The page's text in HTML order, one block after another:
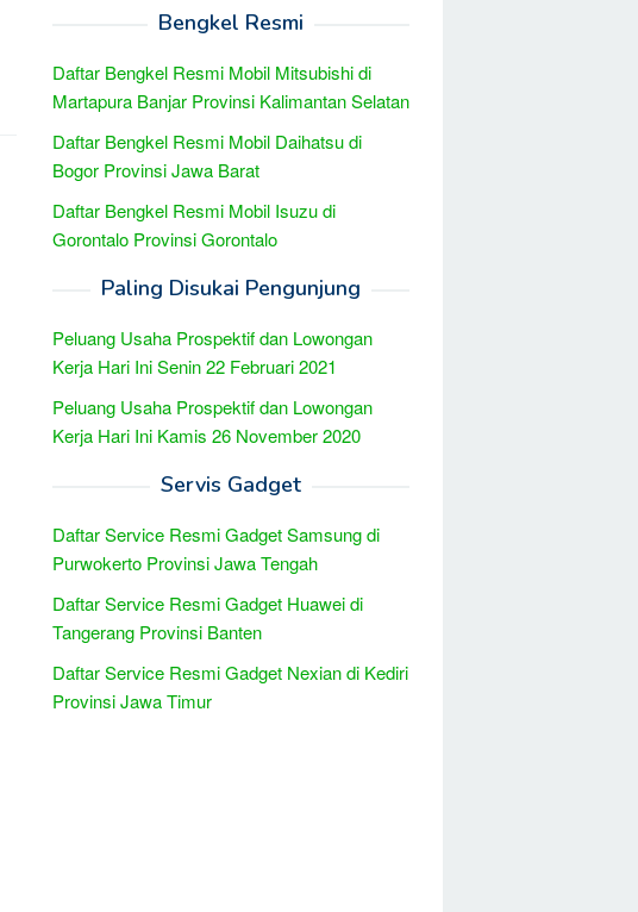
Bengkel Resmi
Daftar Bengkel Resmi Mobil Mitsubishi di
Martapura Banjar Provinsi Kalimantan Selatan
Daftar Bengkel Resmi Mobil Daihatsu di
Bogor Provinsi Jawa Barat
Daftar Bengkel Resmi Mobil Isuzu di
Gorontalo Provinsi Gorontalo
Paling Disukai Pengunjung
Peluang Usaha Prospektif dan Lowongan
Kerja Hari Ini Senin 22 Februari 2021
Peluang Usaha Prospektif dan Lowongan
Kerja Hari Ini Kamis 26 November 2020
Servis Gadget
Daftar Service Resmi Gadget Samsung di
Purwokerto Provinsi Jawa Tengah
Daftar Service Resmi Gadget Huawei di
Tangerang Provinsi Banten
Daftar Service Resmi Gadget Nexian di Kediri
Provinsi Jawa Timur